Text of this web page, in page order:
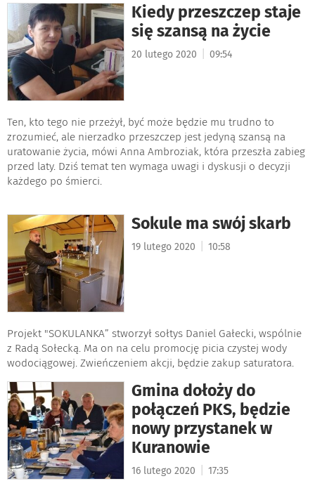
Kiedy przeszczep staje
się szansą na życie
20 lutego 2020 09:54
Ten, kto tego nie przeżył, być może będzie mu trudno to
zrozumieć, ale nierzadko przeszczep jest jedyną szansą na
uratowanie życia, mówi Anna Ambroziak, która przeszła zabieg
przed laty. Dziś temat ten wymaga uwagi i dyskusji o decyzji
każdego po śmierci.
Sokule ma swój skarb
19 lutego 2020 10:58
Projekt "SOKULANKA” stworzył sołtys Daniel Gałecki, wspólnie
z Radą Sołecką. Ma on na celu promocję picia czystej wody
wodociągowej. Zwieńczeniem akcji, będzie zakup saturatora.
Gmina dołoży do
połączeń PKS, będzie
nowy przystanek w
Kuranowie
16 lutego 2020 17:35